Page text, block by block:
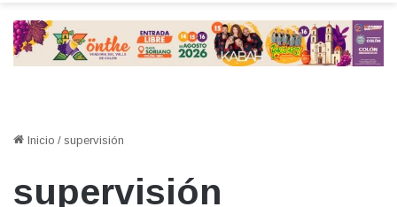
Inicio / supervisión
supervisión